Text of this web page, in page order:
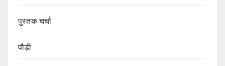
पुस्तक चर्चा
पौड़ी